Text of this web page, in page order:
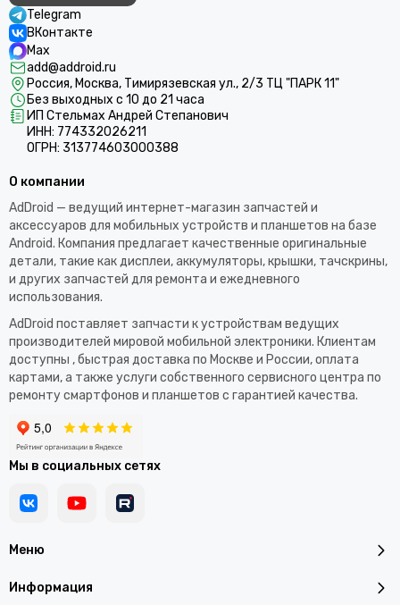
Telegram
ВКонтакте
Max
add@addroid.ru
Россия, Москва, Тимирязевская ул., 2/3 ТЦ "ПАРК 11"
Без выходных с 10 до 21 часа
ИП Стельмах Андрей Степанович
ИНН: 774332026211
ОГРН: 313774603000388
Меню
Информация
О компании
AdDroid — ведущий интернет-магазин запчастей и
аксессуаров для мобильных устройств и планшетов на базе
Android. Компания предлагает качественные оригинальные
детали, такие как дисплеи, аккумуляторы, крышки, тачскрины,
и других запчастей для ремонта и ежедневного
использования.​
AdDroid поставляет запчасти к устройствам ведущих
производителей мировой мобильной электроники. Клиентам
доступны , быстрая доставка по Москве и России, оплата
картами, а также услуги собственного сервисного центра по
ремонту смартфонов и планшетов с гарантией качества.
Мы в социальных сетях